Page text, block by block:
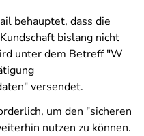
behauptet, dass die
bislang nicht
unter dem Betreff "W
tigung
n" versendet.
um den "sicheren
nutzen zu können.